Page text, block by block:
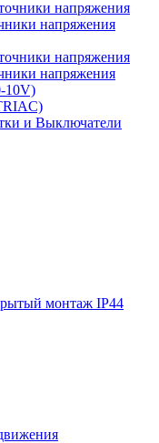
напряжения
напряжения
10V)
и Выключатели
монтаж IP44